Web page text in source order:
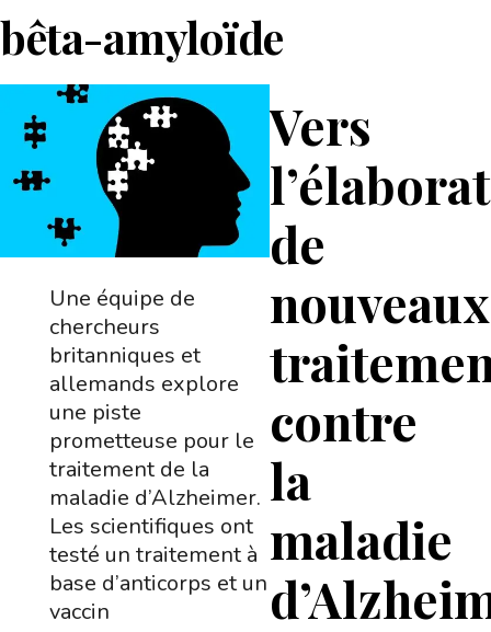
bêta-amyloïde
Vers
de
nouveaux
contre
la
maladie
Une équipe de
chercheurs
britanniques et
allemands explore
une piste
prometteuse pour le
traitement de la
maladie d’Alzheimer.
Les scientifiques ont
testé un traitement à
base d’anticorps et un
vaccin